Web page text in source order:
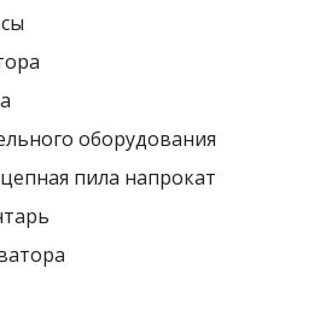
оборудования
пила напрокат